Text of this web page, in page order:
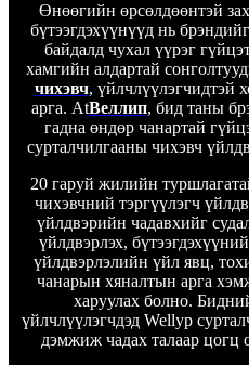
Өнөөгийн өрсөлдөөнтэй
бүтээгдэхүүнүүд нь
байдалд чухал үүрэг
хамгийн алдартай
чихэвч, үйлчлүүлэгчидтэй
арга. AtВеллип, бид таны
гадна өндөр чанартай
сурталчилгааны чихэвч
20 гаруй жилийн
чихэвчний тэргүүлэгч
үйлдвэрийн чадавхийг
үйлдвэрлэх,
үйлдвэрлэлийн үйл явц,
чанарын хяналтын арга
харуулах болно.
үйлчлүүлэгчдэд Wellyp
дэмжиж чадах талаар цогц